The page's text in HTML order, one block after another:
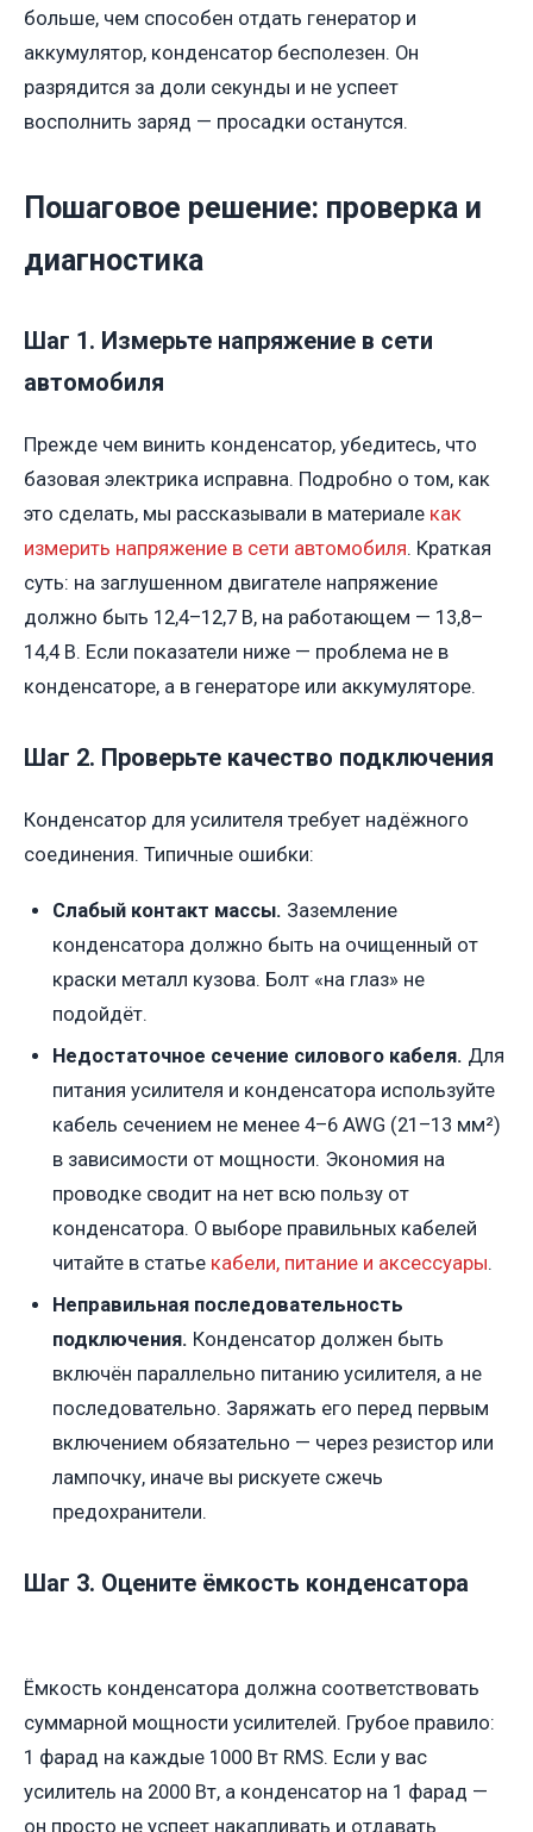
больше, чем способен отдать генератор и
аккумулятор, конденсатор бесполезен. Он
разрядится за доли секунды и не успеет
восполнить заряд — просадки останутся.
Пошаговое решение: проверка и
диагностика
Шаг 1. Измерьте напряжение в сети
автомобиля
Прежде чем винить конденсатор, убедитесь, что
базовая электрика исправна. Подробно о том, как
это сделать, мы рассказывали в материале как
измерить напряжение в сети автомобиля. Краткая
суть: на заглушенном двигателе напряжение
должно быть 12,4–12,7 В, на работающем — 13,8–
14,4 В. Если показатели ниже — проблема не в
конденсаторе, а в генераторе или аккумуляторе.
Шаг 2. Проверьте качество подключения
Конденсатор для усилителя требует надёжного
соединения. Типичные ошибки:
Слабый контакт массы. Заземление
конденсатора должно быть на очищенный от
краски металл кузова. Болт «на глаз» не
подойдёт.
Недостаточное сечение силового кабеля. Для
питания усилителя и конденсатора используйте
кабель сечением не менее 4–6 AWG (21–13 мм²)
в зависимости от мощности. Экономия на
проводке сводит на нет всю пользу от
конденсатора. О выборе правильных кабелей
читайте в статье кабели, питание и аксессуары.
Неправильная последовательность
подключения. Конденсатор должен быть
включён параллельно питанию усилителя, а не
последовательно. Заряжать его перед первым
включением обязательно — через резистор или
лампочку, иначе вы рискуете сжечь
предохранители.
Шаг 3. Оцените ёмкость конденсатора
Ёмкость конденсатора должна соответствовать
суммарной мощности усилителей. Грубое правило:
1 фарад на каждые 1000 Вт RMS. Если у вас
усилитель на 2000 Вт, а конденсатор на 1 фарад —
он просто не успеет накапливать и отдавать